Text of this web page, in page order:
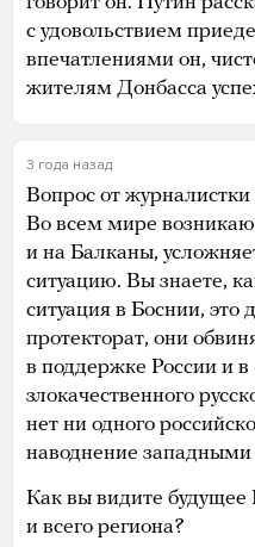
с удовольствием
впечатлениями он,
жителям Донбасса
3 года назад
Вопрос от
Во всем мире
и на Балканы,
ситуацию. Вы знаете,
ситуация в Боснии, это
протекторат, они
в поддержке России и
злокачественного
нет ни одного
наводнение
Как вы видите будущее
и всего региона?